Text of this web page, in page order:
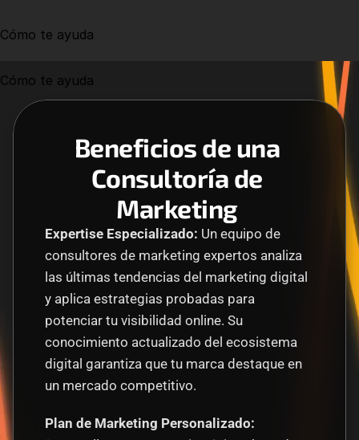
Cómo te ayuda
Cómo te ayuda
Beneficios de una
Consultoría de
Marketing
Expertise Especializado: Un equipo de
consultores de marketing expertos analiza
las últimas tendencias del marketing digital
y aplica estrategias probadas para
potenciar tu visibilidad online. Su
conocimiento actualizado del ecosistema
digital garantiza que tu marca destaque en
un mercado competitivo.
Plan de Marketing Personalizado: